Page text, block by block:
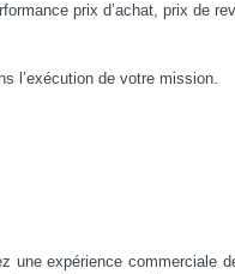
prix d’achat, prix de
l’exécution de votre mission.
une expérience commerciale